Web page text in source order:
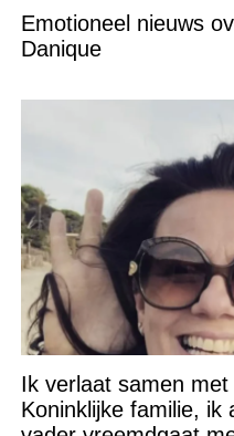
Emotioneel nieuws
Danique
Ik verlaat samen
Koninklijke familie, ik